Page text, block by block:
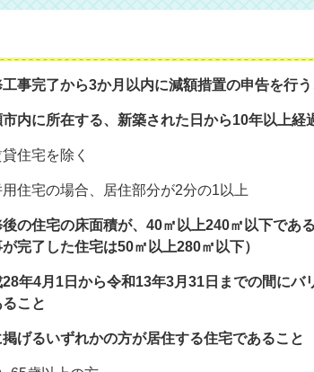
事完了から3か月以内に減額措置の申告を行う
内に所在する、新築された日から10年以上経
住宅を除く
住宅の場合、居住部分が2分の1以上
の住宅の床面積が、40㎡以上240㎡以下であ
完了した住宅は50㎡以上280㎡以下）
年4月1日から令和13年3月31日までの間にバ
こと
掲げるいずれかの方が居住する住宅であること